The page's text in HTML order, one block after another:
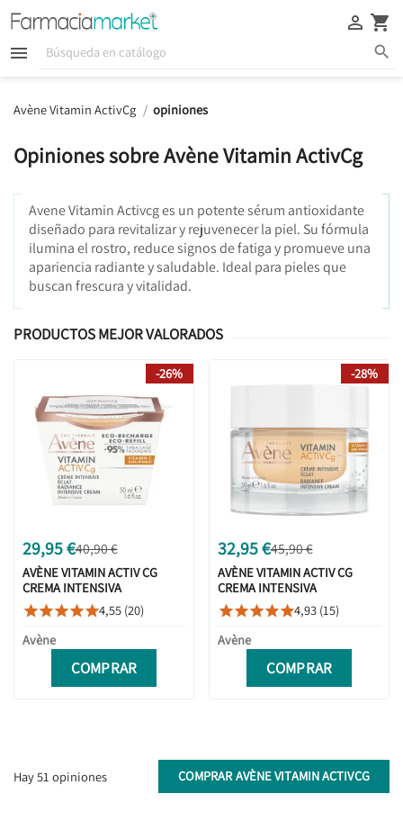
  
 
Avène Vitamin ActivCg opiniones
Opiniones sobre Avène Vitamin ActivCg
Avene Vitamin Activcg es un potente sérum antioxidante
diseñado para revitalizar y rejuvenecer la piel. Su fórmula
ilumina el rostro, reduce signos de fatiga y promueve una
apariencia radiante y saludable. Ideal para pieles que
buscan frescura y vitalidad.
PRODUCTOS MEJOR VALORADOS
29,95 €40,90 €
AVÈNE VITAMIN ACTIV CG
CREMA INTENSIVA
ILUMINADORA RECARGA 50ML
4,55 (20)
Avène
COMPRAR
-26%
32,95 €45,90 €
AVÈNE VITAMIN ACTIV CG
CREMA INTENSIVA
ILUMINADORA 50ML
4,93 (15)
Avène
COMPRAR
-28%
Hay 51 opiniones COMPRAR AVÈNE VITAMIN ACTIVCG